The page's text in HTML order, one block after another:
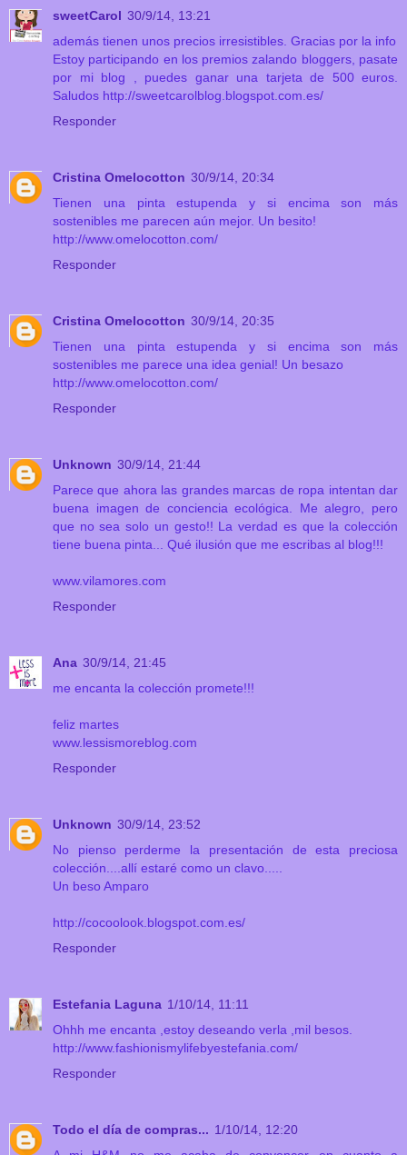
sweetCarol 30/9/14, 13:21
además tienen unos precios irresistibles. Gracias por la info
Estoy participando en los premios zalando bloggers, pasate
por mi blog , puedes ganar una tarjeta de 500 euros.
Saludos http://sweetcarolblog.blogspot.com.es/
Responder
Cristina Omelocotton 30/9/14, 20:34
Tienen una pinta estupenda y si encima son más
sostenibles me parecen aún mejor. Un besito!
http://www.omelocotton.com/
Responder
Cristina Omelocotton 30/9/14, 20:35
Tienen una pinta estupenda y si encima son más
sostenibles me parece una idea genial! Un besazo
http://www.omelocotton.com/
Responder
Unknown 30/9/14, 21:44
Parece que ahora las grandes marcas de ropa intentan dar
buena imagen de conciencia ecológica. Me alegro, pero
que no sea solo un gesto!! La verdad es que la colección
tiene buena pinta... Qué ilusión que me escribas al blog!!!
www.vilamores.com
Responder
Ana 30/9/14, 21:45
me encanta la colección promete!!!
feliz martes
www.lessismoreblog.com
Responder
Unknown 30/9/14, 23:52
No pienso perderme la presentación de esta preciosa
colección....allí estaré como un clavo.....
Un beso Amparo
http://cocoolook.blogspot.com.es/
Responder
Estefania Laguna 1/10/14, 11:11
Ohhh me encanta ,estoy deseando verla ,mil besos.
http://www.fashionismylifebyestefania.com/
Responder
Todo el día de compras... 1/10/14, 12:20